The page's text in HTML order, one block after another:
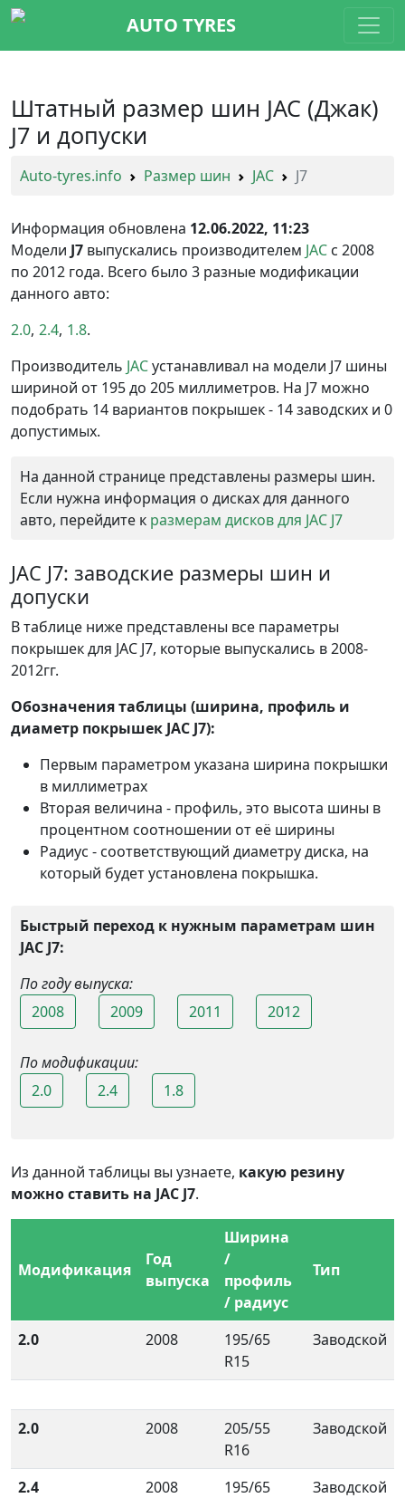
AUTO TYRES
Штатный размер шин JAC (Джак)
J7 и допуски
Auto-tyres.info Размер шин JAC J7
Информация обновлена 12.06.2022, 11:23
Модели J7 выпускались производителем JAC с 2008
по 2012 года. Всего было 3 разные модификации
данного авто:
2.0 2.4 1.8
Производитель JACустанавливал на модели J7 шины
шириной от 195 до 205 миллиметров. На J7 можно
подобрать 14 вариантов покрышек - 14 заводских и 0
допустимых.
На данной странице представлены размеры шин.
Если нужна информация о дисках для данного
авто, перейдите к размерам дисков для JAC J7
JAC J7: заводские размеры шин и
допуски
В таблице ниже представлены все параметры
покрышек для JAC J7, которые выпускались в 2008-
2012гг.
Обозначения таблицы (ширина, профиль и
диаметр покрышек JAC J7):
Первым параметром указана ширина покрышки
в миллиметрах
Вторая величина - профиль, это высота шины в
процентном соотношении от её ширины
Радиус - соответствующий диаметру диска, на
который будет установлена покрышка.
Быстрый переход к нужным параметрам шин
JAC J7:
По году выпуска:
2008
2009 2011 2012
По модификации:
2.0
2.4 1.8
Из данной таблицы вы узнаете, какую резину
можно ставить на JAC J7.
Модификация
Год
выпуска
Ширина
/
профиль
/ радиус
Тип
2.0 2008
195/65
R15
Заводской
2.0 2008
205/55
R16
Заводской
2.4 2008
195/65
Заводской